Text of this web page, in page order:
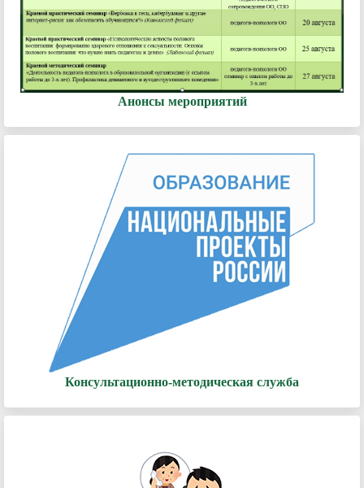
Анонсы мероприятий
Консультационно-методическая служба